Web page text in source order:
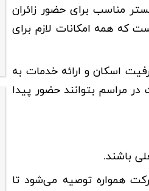
مناسب برای حضور زائران
که همه امکانات لازم برای
اسکان و ارائه خدمات به
در مراسم بتوانند حضور پیدا
همواره توصیه می‌شود تا